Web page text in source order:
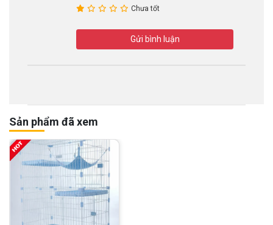
Chưa tốt
Gửi bình luận
Sản phẩm đã xem